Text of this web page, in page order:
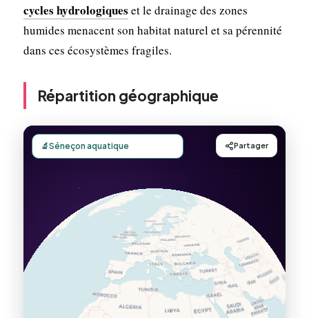
cycles hydrologiques et le drainage des zones
humides menacent son habitat naturel et sa pérennité
dans ces écosystèmes fragiles.
Répartition géographique